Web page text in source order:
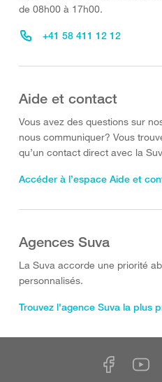
de 08h00 à 17h00.
+41 58 411 12 12
Aide et contact
Vous avez des questions sur
nous communiquer? Vous
qu’un contact direct avec la
Accéder à l’espace Aide et
Agences Suva
La Suva accorde une priorité
personnalisés.
Trouvez l'agence Suva la plus